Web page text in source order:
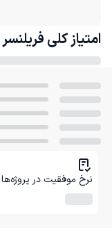
امتیاز کلی فریلنسر
نرخ موفقیت در پروژه‌ها